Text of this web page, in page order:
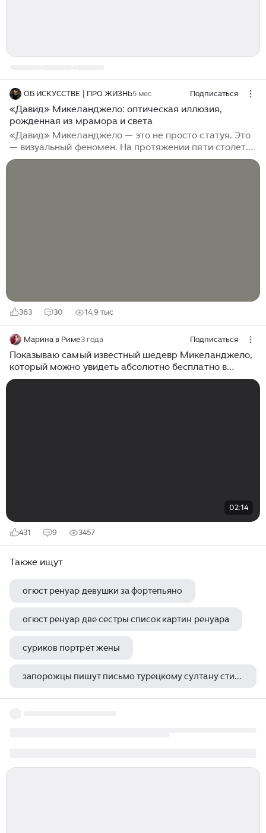
ОБ ИСКУССТВЕ | ПРО ЖИЗНЬ5 мес Подписаться
«Давид» Микеланджело: оптическая иллюзия,
рожденная из мрамора и света
«Давид» Микеланджело — это не просто статуя. Это
— визуальный феномен. На протяжении пяти столетий
зрители замирают перед пятиметровым гигантом,
363 30 14,9 тыс
Марина в Риме3 года Подписаться
Показываю самый известный шедевр Микеланджело,
который можно увидеть абсолютно бесплатно в
базилике Святого Петра
02:14
431 9 3457
Также ищут
огюст ренуар девушки за фортепьяно
огюст ренуар две сестры список картин ренуара
суриков портрет жены
запорожцы пишут письмо турецкому султану стиль